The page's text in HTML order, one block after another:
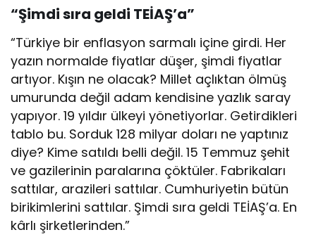
“Şimdi sıra geldi TEİAŞ’a”
“Türkiye bir enflasyon sarmalı içine girdi. Her
yazın normalde fiyatlar düşer, şimdi fiyatlar
artıyor. Kışın ne olacak? Millet açlıktan ölmüş
umurunda değil adam kendisine yazlık saray
yapıyor. 19 yıldır ülkeyi yönetiyorlar. Getirdikleri
tablo bu. Sorduk 128 milyar doları ne yaptınız
diye? Kime satıldı belli değil. 15 Temmuz şehit
ve gazilerinin paralarına çöktüler. Fabrikaları
sattılar, arazileri sattılar. Cumhuriyetin bütün
birikimlerini sattılar. Şimdi sıra geldi TEİAŞ’a. En
kârlı şirketlerinden.”